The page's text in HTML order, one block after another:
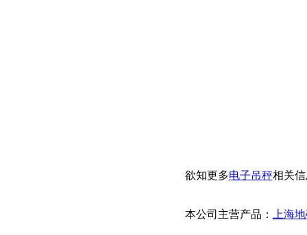
欲知更多电子吊秤相关
本公司主营产品： 上海